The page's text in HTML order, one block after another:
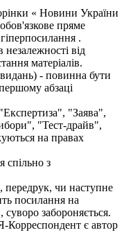
« Новини України
пряме
.
від
матеріалів.
- повинна бути
абзаці
"Заява",
"Тест-драйв",
на правах
спільно з
передрук, чи наступне
посилання на
забороняється.
Корреспондент є автор